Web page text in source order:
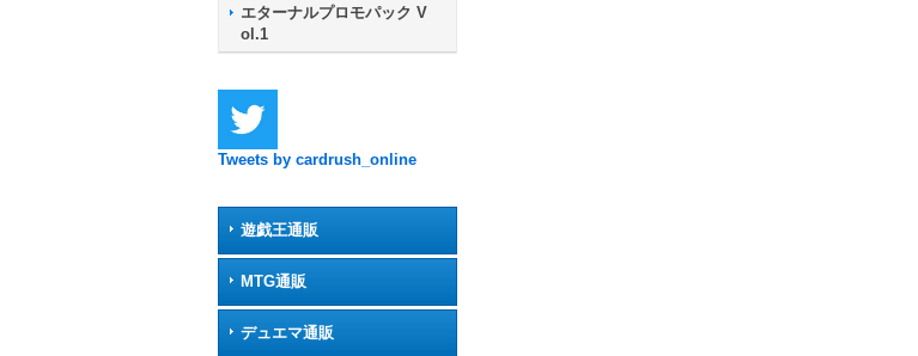
エターナルプロモパック V
ol.1
Tweets by cardrush_online
遊戯王通販
MTG通販
デュエマ通販